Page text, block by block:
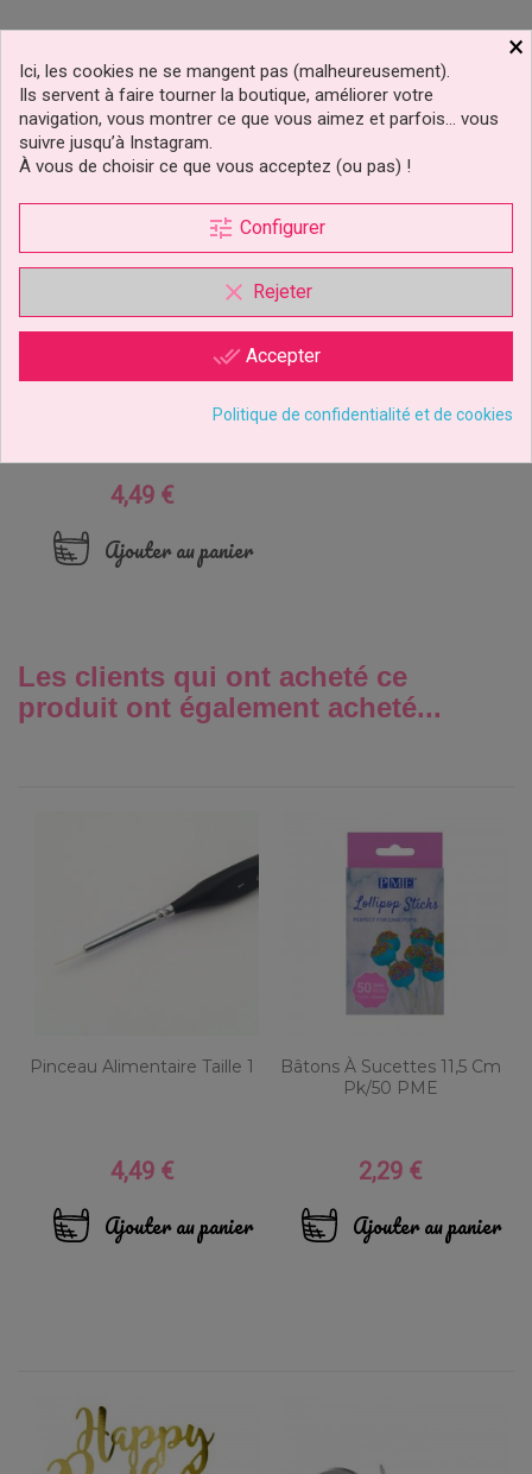
Prix
4,49 €
Ajouter au panier
Les clients qui ont acheté ce
produit ont également acheté...
Pinceau Alimentaire Taille 1
Prix
4,49 €
Ajouter au panier
Bâtons À Sucettes 11,5 Cm
Pk/50 PME
Prix
2,29 €
Ajouter au panier
×
Ici, les cookies ne se mangent pas (malheureusement).
Ils servent à faire tourner la boutique, améliorer votre
navigation, vous montrer ce que vous aimez et parfois… vous
suivre jusqu’à Instagram.
À vous de choisir ce que vous acceptez (ou pas) !
tune Configurer
clear Rejeter
done_all Accepter
Politique de confidentialité et de cookies